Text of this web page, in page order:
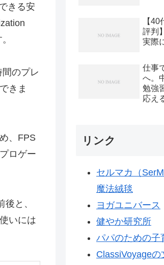
きる安
のプレ
きま
、FPS
ロゲー
と、
いには
【
評判
実際
仕事
へ。
勉強
応え
リンク
セルマカ（
魔法絨毯
ヨガユニバース
健やか研究所
パパのための子
ClassiVoyage